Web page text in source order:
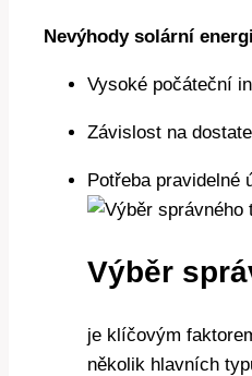
Nevýhody solární
Vysoké počáteční
Závislost na
Potřeba pravidelné
Výběr
je klíčovým
několik hlavních